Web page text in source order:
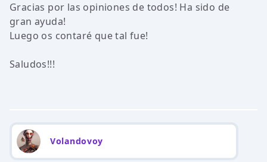
Gracias por las opiniones de todos! Ha sido de
gran ayuda!
Luego os contaré que tal fue!
Saludos!!!
Volandovoy